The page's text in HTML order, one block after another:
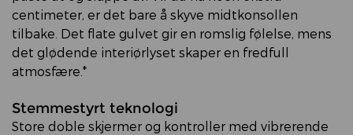
centimeter, er det bare å skyve midtkonsollen
tilbake. Det flate gulvet gir en romslig følelse, mens
det glødende interiørlyset skaper en fredfull
atmosfære.*
Stemmestyrt teknologi
Store doble skjermer og kontroller med vibrerende